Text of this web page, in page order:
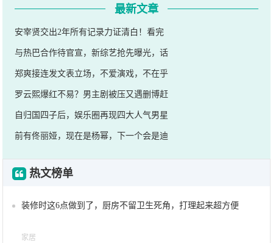
最新文章
安宰贤交出2年所有记录力证清白！看完
与热巴合作待官宣，新综艺抢先曝光，话
郑爽接连发文表立场，不爱演戏，不在乎
罗云熙爆红不易？男主剧被压又遇删博赶
自归国四子后，娱乐圈再现四大人气男星
前有佟丽娅，现在是杨幂，下一个会是迪
热文榜单
装修时这6点做到了，厨房不留卫生死角，打理起来超方便
家居